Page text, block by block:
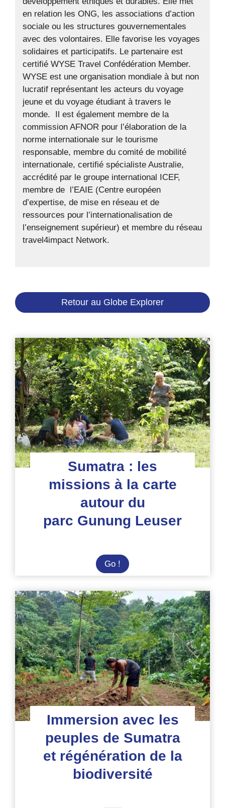
en relation les ONG, les associations d’action
sociale ou les structures gouvernementales
avec des volontaires. Elle favorise les voyages
solidaires et participatifs. Le partenaire est
certifié WYSE Travel Confédération Member.
WYSE est une organisation mondiale à but non
lucratif représentant les acteurs du voyage
jeune et du voyage étudiant à travers le
monde. Il est également membre de la
commission AFNOR pour l’élaboration de la
norme internationale sur le tourisme
responsable, membre du comité de mobilité
internationale, certifié spécialiste Australie,
accrédité par le groupe international ICEF,
membre de l’EAIE (Centre européen
d’expertise, de mise en réseau et de
ressources pour l’internationalisation de
l’enseignement supérieur) et membre du réseau
travel4impact Network.
Retour au Globe Explorer
Sumatra : les
missions à la carte
autour du
parc Gunung Leuser
Go ! Sumatra
:
les
missions
à
la
carte
autour
du
parc Gunung
Leuser
Immersion avec les
peuples de Sumatra
et régénération de la
biodiversité